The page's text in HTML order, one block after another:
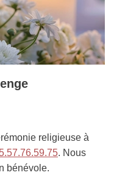
religieuse à
. Nous
bénévole.